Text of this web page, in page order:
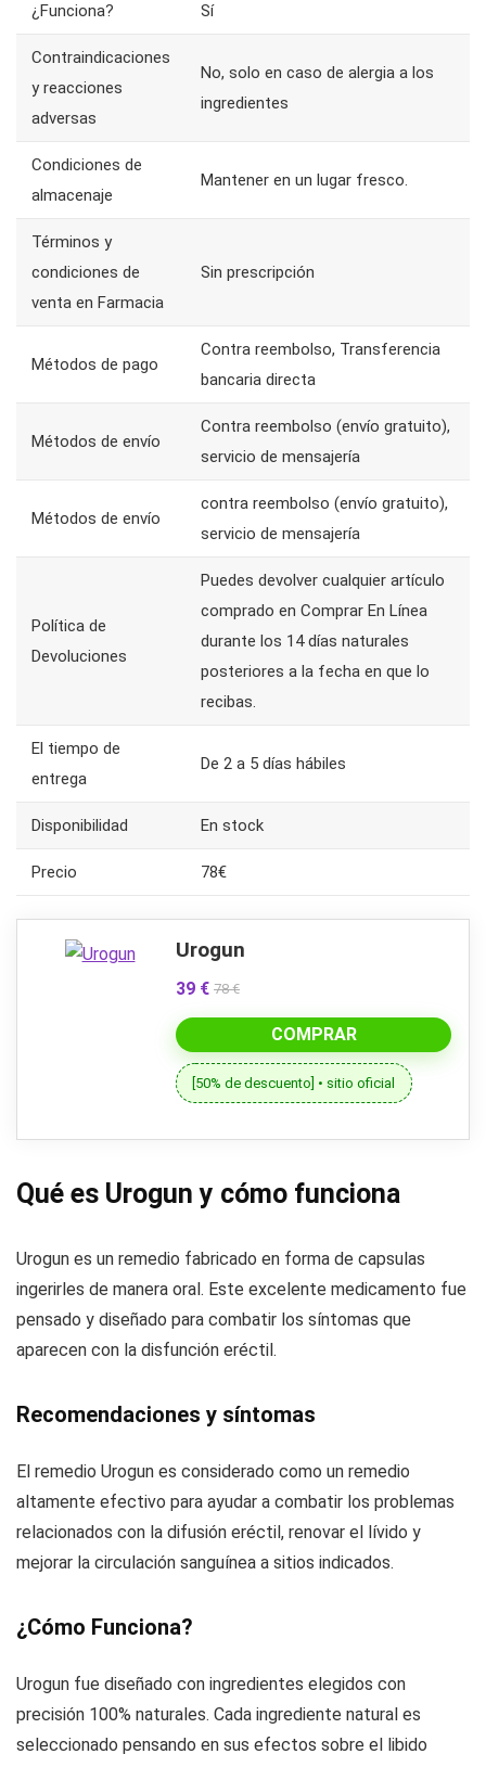
¿Funciona? Sí
Contraindicaciones
y reacciones
adversas
No, solo en caso de alergia a los
ingredientes
Condiciones de
almacenaje
Mantener en un lugar fresco.
Términos y
condiciones de
venta en Farmacia
Sin prescripción
Métodos de pago
Contra reembolso, Transferencia
bancaria directa
Métodos de envío
Contra reembolso (envío gratuito),
servicio de mensajería
Métodos de envío
contra reembolso (envío gratuito),
servicio de mensajería
Política de
Devoluciones
Puedes devolver cualquier artículo
comprado en Comprar En Línea
durante los 14 días naturales
posteriores a la fecha en que lo
recibas.
El tiempo de
entrega
De 2 a 5 días hábiles
Disponibilidad En stock
Precio 78€
Urogun
39 € 78 €
COMPRAR
[50% de descuento] • sitio oficial
Qué es Urogun y cómo funciona
Urogun es un remedio fabricado en forma de capsulas
ingerirles de manera oral. Este excelente medicamento fue
pensado y diseñado para combatir los síntomas que
aparecen con la disfunción eréctil.
Recomendaciones y síntomas
El remedio Urogun es considerado como un remedio
altamente efectivo para ayudar a combatir los problemas
relacionados con la difusión eréctil, renovar el lívido y
mejorar la circulación sanguínea a sitios indicados.
¿Cómo Funciona?
Urogun fue diseñado con ingredientes elegidos con
precisión 100% naturales. Cada ingrediente natural es
seleccionado pensando en sus efectos sobre el libido